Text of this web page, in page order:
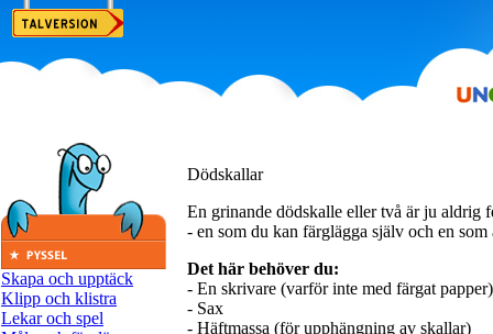
Skapa och upptäck
Klipp och klistra
Lekar och spel
Dödskallar
En grinande dödskalle eller två är ju aldrig
- en som du kan färglägga själv och en
Det här behöver du:
- En skrivare (varför inte med färgat papper)
- Sax
- Häftmassa (för upphängning av skallar)